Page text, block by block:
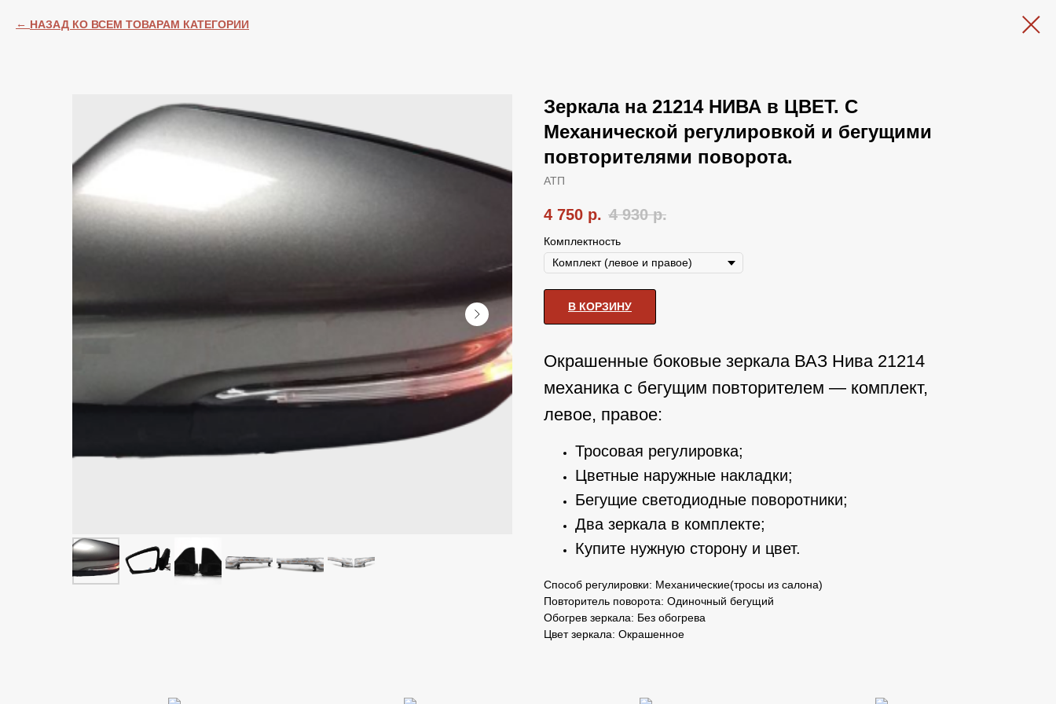
НАЗАД КО ВСЕМ ТОВАРАМ КАТЕГОРИИ
Зеркала на 21214 НИВА в ЦВЕТ. С
Механической регулировкой и бегущими
повторителями поворота.
АТП
4 750 р. 4 930 р.
Комплектность
В КОРЗИНУ
Окрашенные боковые зеркала ВАЗ Нива 21214
механика с бегущим повторителем — комплект,
левое, правое:
Тросовая регулировка;
Цветные наружные накладки;
Бегущие светодиодные поворотники;
Два зеркала в комплекте;
Купите нужную сторону и цвет.
Способ регулировки: Механические(тросы из салона)
Повторитель поворота: Одиночный бегущий
Обогрев зеркала: Без обогрева
Цвет зеркала: Окрашенное